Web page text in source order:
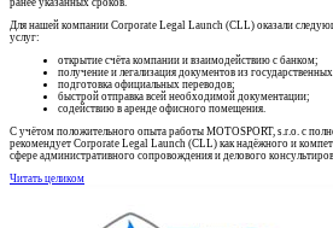
Для нашей компании Corporate Legal Launch (CLL) оказали
услуг:
открытие счёта компании и взаимодействию с банком;
получение и легализация документов из
подготовка официальных переводов;
быстрой отправка всей необходимой документации;
содействию в аренде офисного помещения.
С учётом положительного опыта работы MOTOSPORT, s.r.o. с
рекомендует Corporate Legal Launch (CLL) как надёжного и
сфере административного сопровождения и делового
Читать целиком